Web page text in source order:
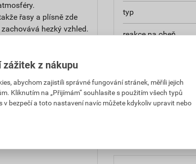
řasy a plísně zde
hezký vzhled.
zákoníkem č.
lhůta.
typ
reakce na oheň
hmotnost
typ výrobku
zážitek z nákupu
abychom zajistili správné fungování stránek, měřili jejich
Kliknutím na „Přijímám“ souhlasíte s použitím všech typů
bezpečí a toto nastavení navíc můžete kdykoliv upravit nebo